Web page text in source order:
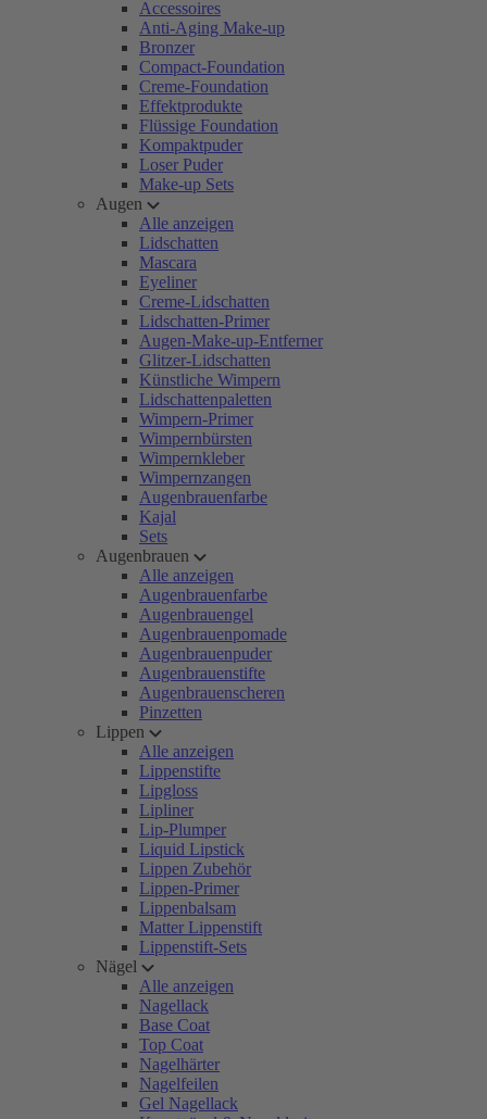
Accessoires
Anti-Aging Make-up
Bronzer
Compact-Foundation
Creme-Foundation
Effektprodukte
Flüssige Foundation
Kompaktpuder
Loser Puder
Make-up Sets
Augen
Alle anzeigen
Lidschatten
Mascara
Eyeliner
Creme-Lidschatten
Lidschatten-Primer
Augen-Make-up-Entferner
Glitzer-Lidschatten
Künstliche Wimpern
Lidschattenpaletten
Wimpern-Primer
Wimpernbürsten
Wimpernkleber
Wimpernzangen
Augenbrauenfarbe
Kajal
Sets
Augenbrauen
Alle anzeigen
Augenbrauenfarbe
Augenbrauengel
Augenbrauenpomade
Augenbrauenpuder
Augenbrauenstifte
Augenbrauenscheren
Pinzetten
Lippen
Alle anzeigen
Lippenstifte
Lipgloss
Lipliner
Lip-Plumper
Liquid Lipstick
Lippen Zubehör
Lippen-Primer
Lippenbalsam
Matter Lippenstift
Lippenstift-Sets
Nägel
Alle anzeigen
Nagellack
Base Coat
Top Coat
Nagelhärter
Nagelfeilen
Gel Nagellack